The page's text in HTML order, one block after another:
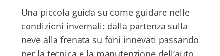
Una piccola guida su come guidare nelle
condizioni invernali: dalla partenza sulla
neve alla frenata su foni innevati passando
per la tecnica e la manutenzione dell’auto